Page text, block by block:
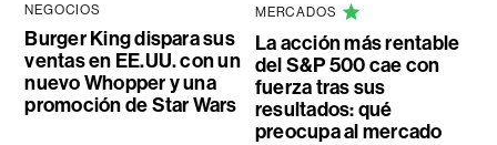
NEGOCIOS
Burger King dispara sus
ventas en EE.UU. con un
nuevo Whopper y una
promoción de Star Wars
MERCADOS
La acción más rentable
del S&P 500 cae con
fuerza tras sus
resultados: qué
preocupa al mercado